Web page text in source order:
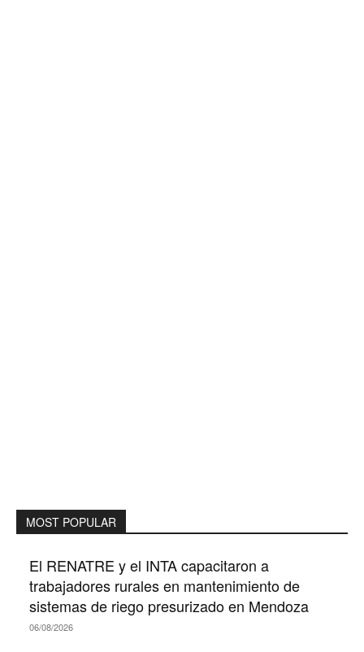
MOST POPULAR
El RENATRE y el INTA capacitaron a
trabajadores rurales en mantenimiento de
sistemas de riego presurizado en Mendoza
06/08/2026